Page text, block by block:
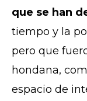
que se han
tiempo y la
pero que
hondana,
espacio de